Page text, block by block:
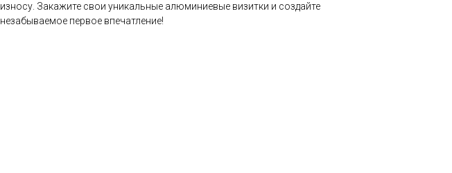
износу. Закажите свои уникальные алюминиевые визитки и создайте
незабываемое первое впечатление!